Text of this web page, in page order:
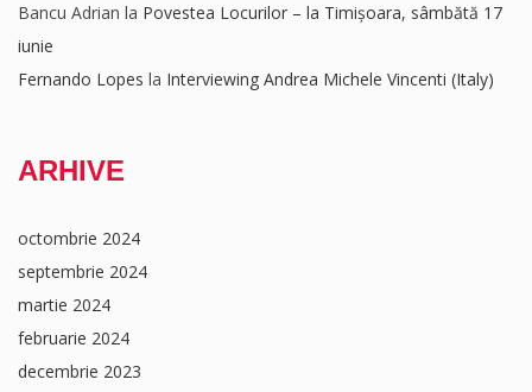
Bancu Adrian la Povestea Locurilor – la Timișoara, sâmbătă 17
iunie
Fernando Lopes la Interviewing Andrea Michele Vincenti (Italy)
ARHIVE
octombrie 2024
septembrie 2024
martie 2024
februarie 2024
decembrie 2023